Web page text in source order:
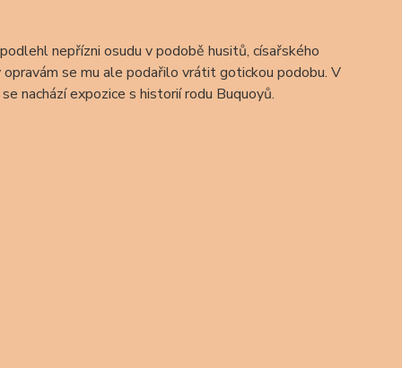
nepřízni osudu v podobě husitů, císařského
se mu ale podařilo vrátit gotickou podobu. V
nachází expozice s historií rodu Buquoyů.